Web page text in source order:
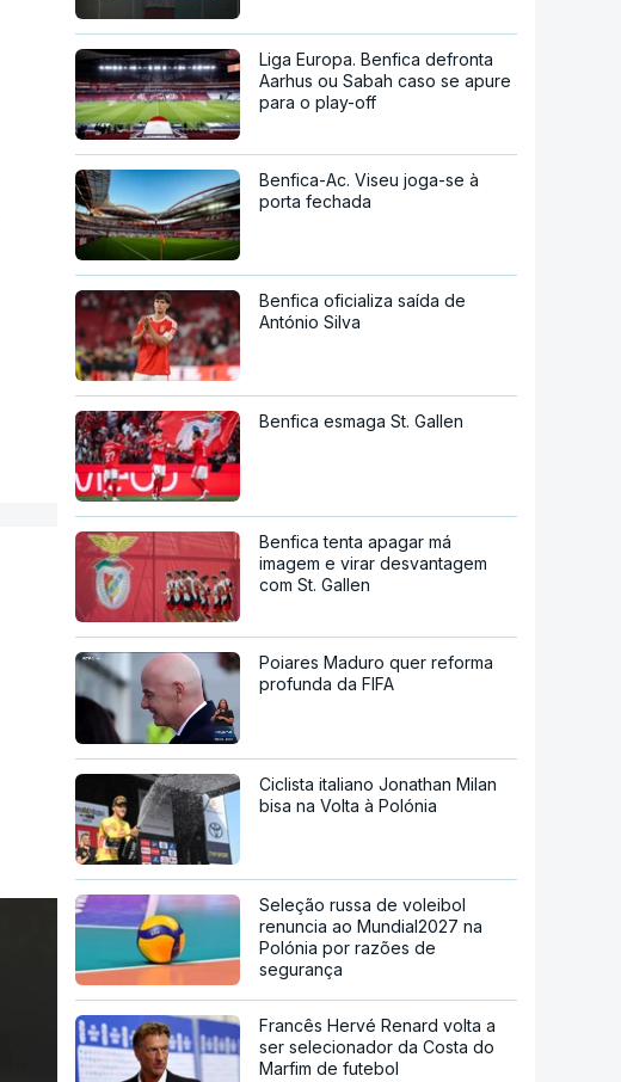
Liga Europa. Benfica defronta
Aarhus ou Sabah caso se apure
para o play-off
Benfica-Ac. Viseu joga-se à
porta fechada
Benfica oficializa saída de
António Silva
Benfica esmaga St. Gallen
Benfica tenta apagar má
imagem e virar desvantagem
com St. Gallen
Poiares Maduro quer reforma
profunda da FIFA
Ciclista italiano Jonathan Milan
bisa na Volta à Polónia
Seleção russa de voleibol
renuncia ao Mundial2027 na
Polónia por razões de
segurança
Francês Hervé Renard volta a
ser selecionador da Costa do
Marfim de futebol